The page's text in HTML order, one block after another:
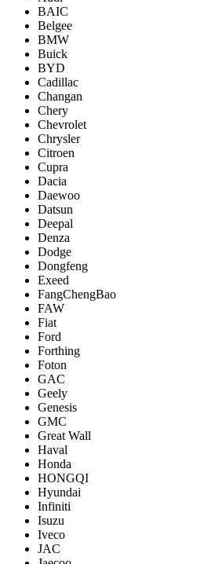
BAIC
Belgee
BMW
Buick
BYD
Cadillac
Changan
Chery
Chevrolet
Chrysler
Citroen
Cupra
Dacia
Daewoo
Datsun
Deepal
Denza
Dodge
Dongfeng
Exeed
FangChengBao
FAW
Fiat
Ford
Forthing
Foton
GAC
Geely
Genesis
GMC
Great Wall
Haval
Honda
HONGQI
Hyundai
Infiniti
Isuzu
Iveco
JAC